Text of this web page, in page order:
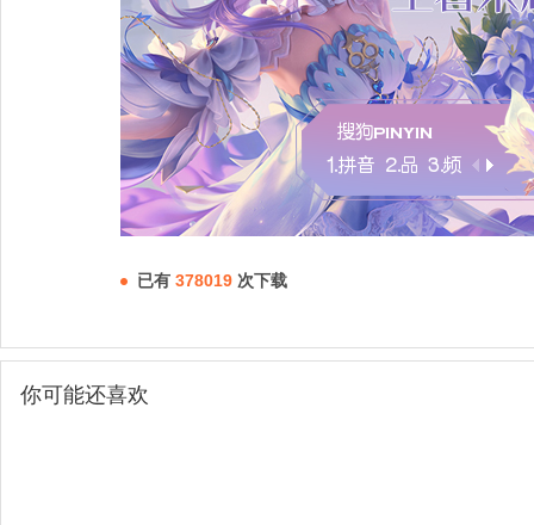
已有 378019 次下载
你可能还喜欢